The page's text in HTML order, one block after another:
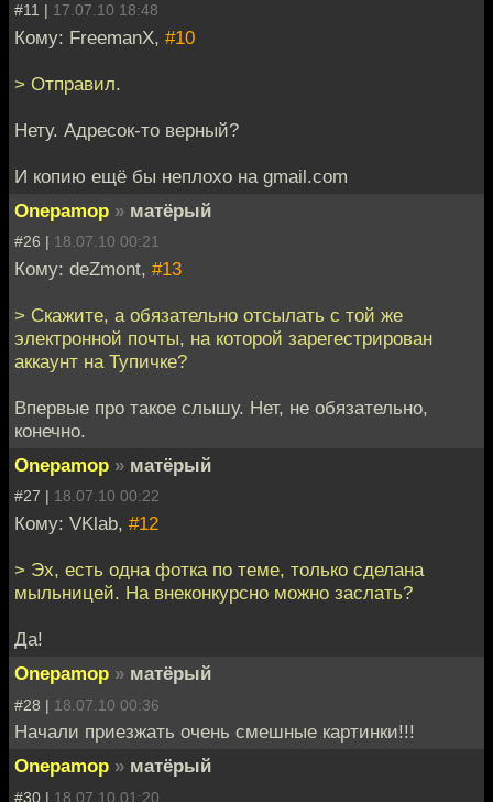
#11 | 17.07.10 18:48
Кому: FreemanX, #10
> Отправил.
Нету. Адресок-то верный?
И копию ещё бы неплохо на gmail.com
Onepamop » матёрый
#26 | 18.07.10 00:21
Кому: deZmont, #13
> Скажите, а обязательно отсылать с той же
электронной почты, на которой зарегестрирован
аккаунт на Тупичке?
Впервые про такое слышу. Нет, не обязательно,
конечно.
Onepamop » матёрый
#27 | 18.07.10 00:22
Кому: VKlab, #12
> Эх, есть одна фотка по теме, только сделана
мыльницей. На внеконкурсно можно заслать?
Да!
Onepamop » матёрый
#28 | 18.07.10 00:36
Начали приезжать очень смешные картинки!!!
Onepamop » матёрый
#30 | 18.07.10 01:20